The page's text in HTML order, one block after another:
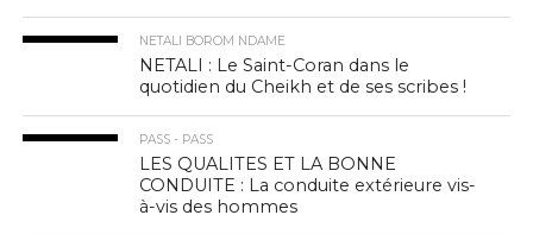
NETALI BOROM NDAME
NETALI : Le Saint-Coran dans le
quotidien du Cheikh et de ses scribes !
PASS - PASS
LES QUALITES ET LA BONNE
CONDUITE : La conduite extérieure vis-
à-vis des hommes